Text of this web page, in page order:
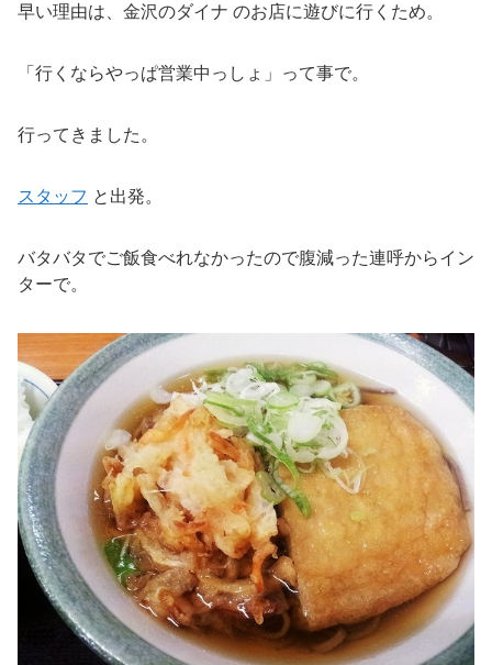
早い理由は、金沢のダイナ のお店に遊びに行くため。
「行くならやっぱ営業中っしょ」って事で。
行ってきました。
スタッフ と出発。
バタバタでご飯食べれなかったので腹減った連呼からイン
ターで。